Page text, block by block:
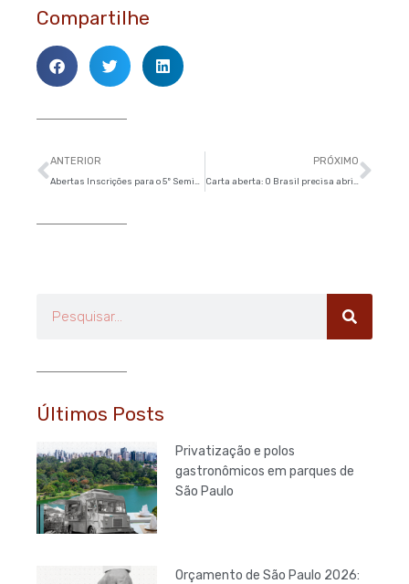
Compartilhe
Anterior
ANTERIOR PRÓXIMO
Últimos Posts
Privatização e polos
gastronômicos em parques de
São Paulo
Orçamento de São Paulo 2026: